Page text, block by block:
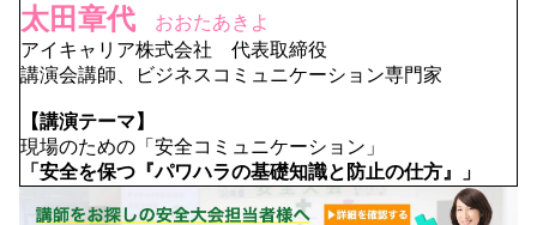
太田章代 おおたあきよ
アイキャリア株式会社 代表取締役
講演会講師、ビジネスコミュニケーション専門家
【講演テーマ】
現場のための「安全コミュニケーション」
「安全を保つ『パワハラの基礎知識と防止の仕方』」